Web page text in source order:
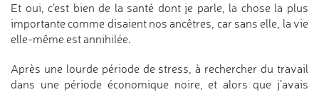
Et oui, c’est bien de la santé dont je parle, la chose la plus
importante comme disaient nos ancêtres, car sans elle, la vie
elle-même est annihilée.
Après une lourde période de stress, à rechercher du travail
dans une période économique noire, et alors que j’avais